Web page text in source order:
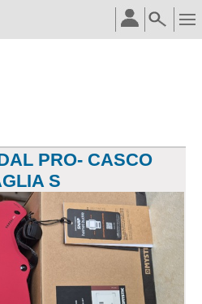
PRO- CASCO
S